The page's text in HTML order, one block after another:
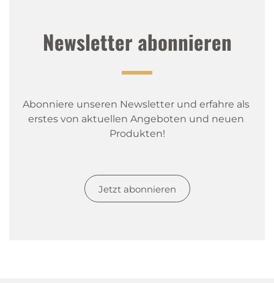
Newsletter abonnieren
Abonniere unseren Newsletter und erfahre als
erstes von aktuellen Angeboten und neuen
Produkten!
Jetzt abonnieren